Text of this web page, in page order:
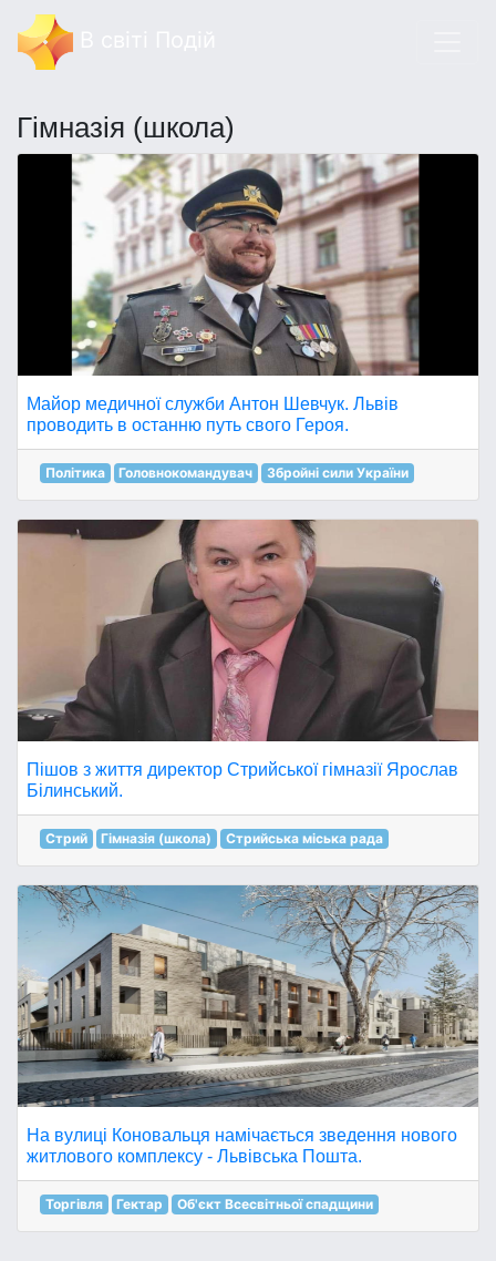
Гімназія (школа)
Майор медичної служби Антон Шевчук. Львів
проводить в останню путь свого Героя.
Політика Головнокомандувач Збройні сили України
Пішов з життя директор Стрийської гімназії Ярослав
Білинський.
Стрий Гімназія (школа) Стрийська міська рада
На вулиці Коновальця намічається зведення нового
житлового комплексу - Львівська Пошта.
Торгівля Гектар Об'єкт Всесвітньої спадщини